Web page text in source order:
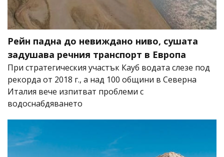
Рейн падна до невиждано ниво, сушата
задушава речния транспорт в Европа
При стратегическия участък Кауб водата слезе под
рекорда от 2018 г., а над 100 общини в Северна
Италия вече изпитват проблеми с
водоснабдяването